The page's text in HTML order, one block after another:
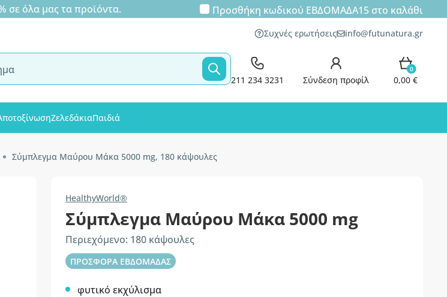
όλα μας τα προϊόντα. Προσθήκη κωδικού ΕΒΔΟΜΑΔΑ15στο καλάθι
Συχνές ερωτήσεις info@futunatura.gr
211 234 3231 Σύνδεση προφίλ
0
0,00 €
ΖελεδάκιαΠαιδιά
Σύμπλεγμα Μαύρου Μάκα 5000 mg, 180 κάψουλες
HealthyWorld®
Σύμπλεγμα Μαύρου Μάκα 5000 mg
Περιεχόμενο: 180 κάψουλες
ΠΡΟΣΦΟΡΑ ΕΒΔΟΜΑΔΑΣ
φυτικό εκχύλισμα